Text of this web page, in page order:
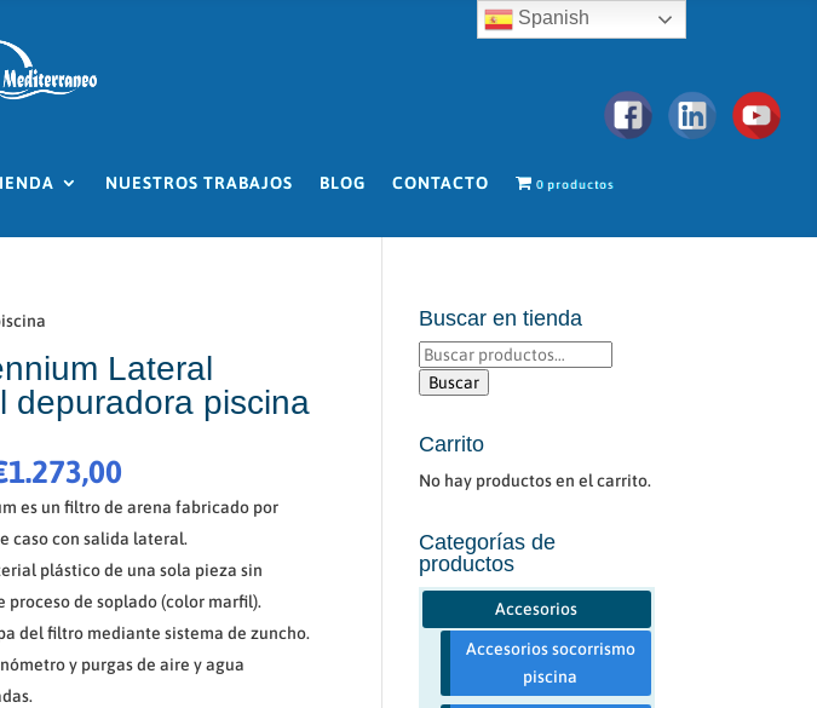
NUESTROS TRABAJOS BLOG CONTACTO 0 productos
Lateral
depuradora piscina
1.273,00
de
precios:
desde
€290,00
hasta
€1.273,00
es un filtro de arena fabricado por
caso con salida lateral.
plástico de una sola pieza sin
proceso de soplado (color marfil).
del filtro mediante sistema de zuncho.
y purgas de aire y agua
Buscar en tienda
Buscar
por:
Buscar
Carrito
No hay productos en el carrito.
Categorías de
productos
Accesorios
Accesorios socorrismo
piscina
Spanish